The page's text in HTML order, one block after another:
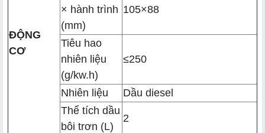
ĐỘNG
CƠ
× hành trình
(mm)
105×88
Tiêu hao
nhiên liệu
(g/kw.h)
≤250
Nhiên liệu
Dầu diesel
Thể tích dầu
bôi trơn (L)
2